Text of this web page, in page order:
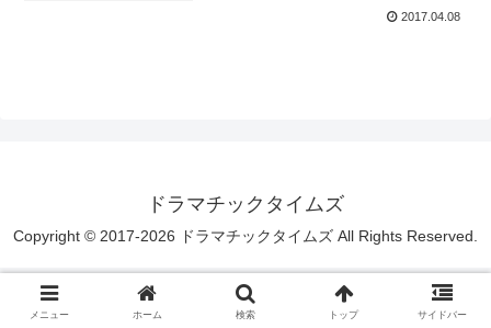
2017.04.08
ドラマチックタイムズ
Copyright © 2017-2026 ドラマチックタイムズ All Rights Reserved.
メニュー ホーム 検索 トップ サイドバー